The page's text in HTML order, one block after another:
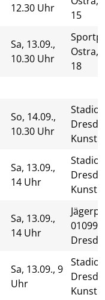
12.30 Uhr
15
Sa, 13.09.,
10.30 Uhr
Ostra,
18
So, 14.09.,
10.30 Uhr
Stadion
Sa, 13.09.,
14 Uhr
Stadion
Sa, 13.09.,
14 Uhr
01099
Sa, 13.09., 9
Uhr
Stadion